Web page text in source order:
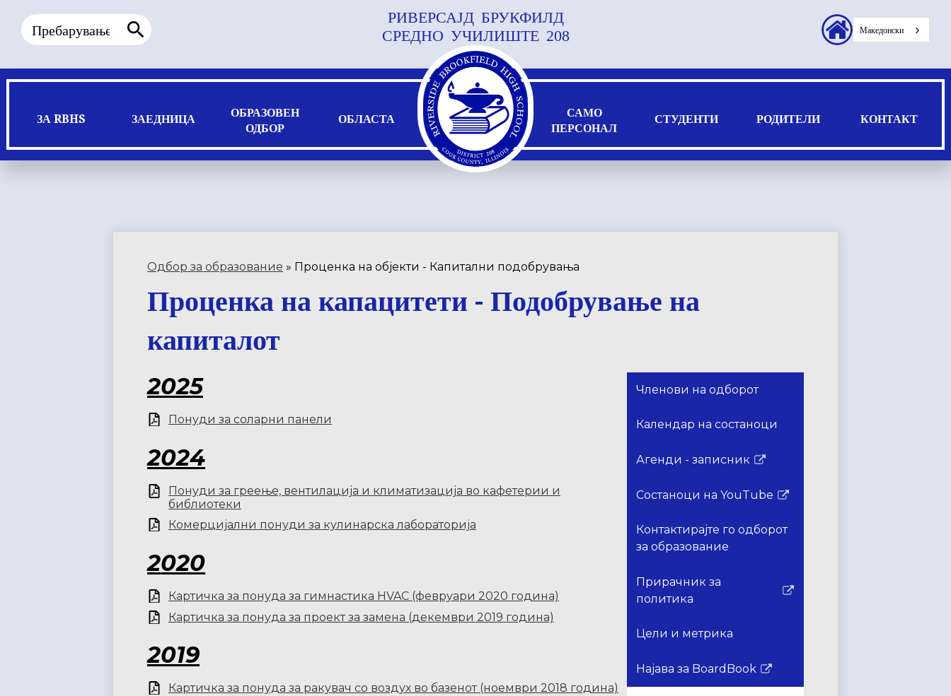
Прескокнете
до
главната
содржина
РИВЕРСАЈД БРУКФИЛД
СРЕДНО УЧИЛИШТЕ 208
ЗА RBHS ЗАЕДНИЦА
ОБРАЗОВЕН
ОДБОР
ОБЛАСТА
САМО
ПЕРСОНАЛ
СТУДЕНТИ РОДИТЕЛИ КОНТАКТ
Пребарување
Заглавие
секундарниМакедонски
Одбор за образование » Проценка на објекти - Капитални подобрувања
Проценка на капацитети - Подобрување на
капиталот
2025
Понуди за соларни панели
2024
Понуди за греење, вентилација и климатизација во кафетерии и
библиотеки
Комерцијални понуди за кулинарска лабораторија
2020
Картичка за понуда за гимнастика HVAC (февруари 2020 година)
Картичка за понуда за проект за замена (декември 2019 година)
2019
Картичка за понуда за ракувач со воздух во базенот (ноември 2018 година)
Членови на одборот
Календар на состаноци
Агенди - записник
Врската
отвора
нов
прозорец
Состаноци на YouTube
Врската
отвора
во
прозорец
Контактирајте го одборот
за образование
Прирачник за
политика
Врската
отвора
нов
Цели и метрика
Најава за BoardBook
Врската